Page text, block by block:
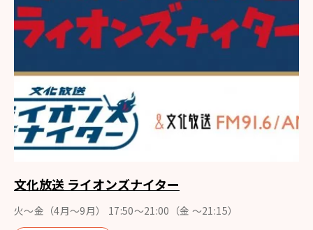
文化放送 ライオンズナイター
火～金（4月〜9月） 17:50～21:00（金 ～21:15）